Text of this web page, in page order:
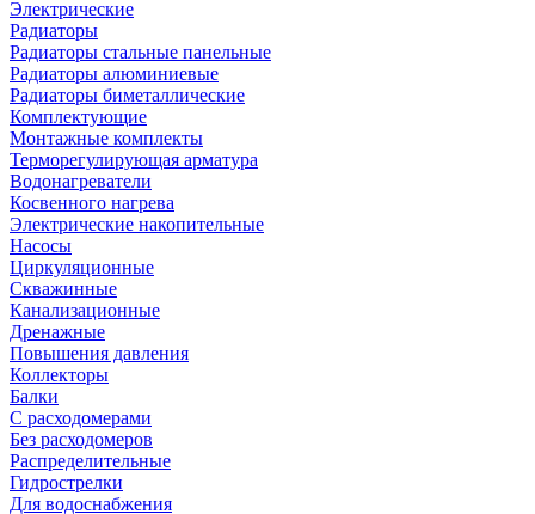
Электрические
Радиаторы
Радиаторы стальные панельные
Радиаторы алюминиевые
Радиаторы биметаллические
Комплектующие
Монтажные комплекты
Терморегулирующая арматура
Водонагреватели
Косвенного нагрева
Электрические накопительные
Насосы
Циркуляционные
Скважинные
Канализационные
Дренажные
Повышения давления
Коллекторы
Балки
С расходомерами
Без расходомеров
Распределительные
Гидрострелки
Для водоснабжения